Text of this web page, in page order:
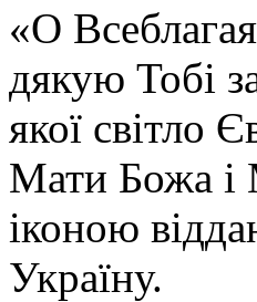
«О
дякую Тобі
якої світло
Мати Божа і
іконою
Україну.